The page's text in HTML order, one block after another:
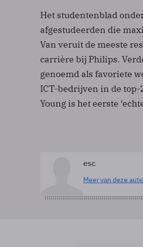
Het studentenblad
afgestudeerden die
Van veruit de meeste
carrière bij Philips.
genoemd als favoriete
ICT-bedrijven in de
Young is het eerste
esc
Meer van deze